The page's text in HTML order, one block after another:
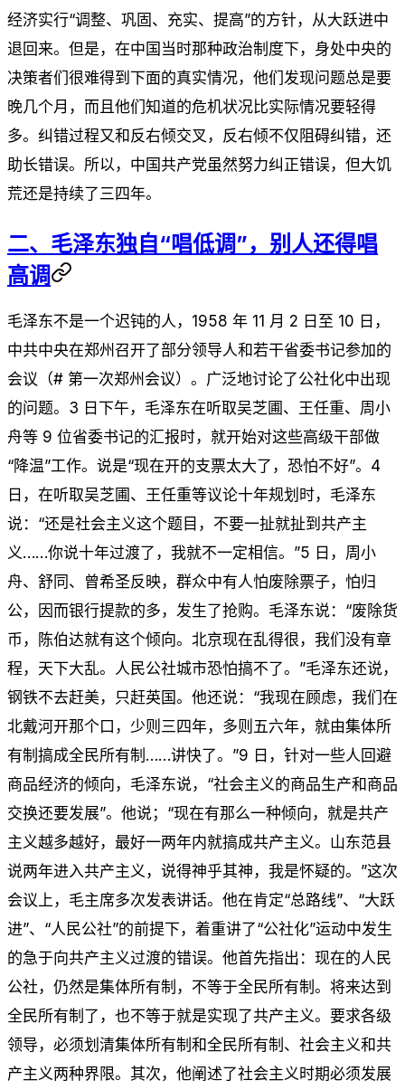
经济实行“调整、巩固、充实、提高”的方针，从大跃进中
退回来。但是，在中国当时那种政治制度下，身处中央的
决策者们很难得到下面的真实情况，他们发现问题总是要
晚几个月，而且他们知道的危机状况比实际情况要轻得
多。纠错过程又和反右倾交叉，反右倾不仅阻碍纠错，还
助长错误。所以，中国共产党虽然努力纠正错误，但大饥
荒还是持续了三四年。
二、毛泽东独自“唱低调”，别人还得唱
高调
毛泽东不是一个迟钝的人，1958 年 11 月 2 日至 10 日，
中共中央在郑州召开了部分领导人和若干省委书记参加的
会议（# 第一次郑州会议）。广泛地讨论了公社化中出现
的问题。3 日下午，毛泽东在听取吴芝圃、王任重、周小
舟等 9 位省委书记的汇报时，就开始对这些高级干部做
“降温”工作。说是“现在开的支票太大了，恐怕不好”。4
日，在听取吴芝圃、王任重等议论十年规划时，毛泽东
说：“还是社会主义这个题目，不要一扯就扯到共产主
义……你说十年过渡了，我就不一定相信。”5 日，周小
舟、舒同、曾希圣反映，群众中有人怕废除票子，怕归
公，因而银行提款的多，发生了抢购。毛泽东说：“废除货
币，陈伯达就有这个倾向。北京现在乱得很，我们没有章
程，天下大乱。人民公社城市恐怕搞不了。”毛泽东还说，
钢铁不去赶美，只赶英国。他还说：“我现在顾虑，我们在
北戴河开那个口，少则三四年，多则五六年，就由集体所
有制搞成全民所有制……讲快了。”9 日，针对一些人回避
商品经济的倾向，毛泽东说，“社会主义的商品生产和商品
交换还要发展”。他说；“现在有那么一种倾向，就是共产
主义越多越好，最好一两年内就搞成共产主义。山东范县
说两年进入共产主义，说得神乎其神，我是怀疑的。”这次
会议上，毛主席多次发表讲话。他在肯定“总路线”、“大跃
进”、“人民公社”的前提下，着重讲了“公社化”运动中发生
的急于向共产主义过渡的错误。他首先指出：现在的人民
公社，仍然是集体所有制，不等于全民所有制。将来达到
全民所有制了，也不等于就是实现了共产主义。要求各级
领导，必须划清集体所有制和全民所有制、社会主义和共
产主义两种界限。其次，他阐述了社会主义时期必须发展